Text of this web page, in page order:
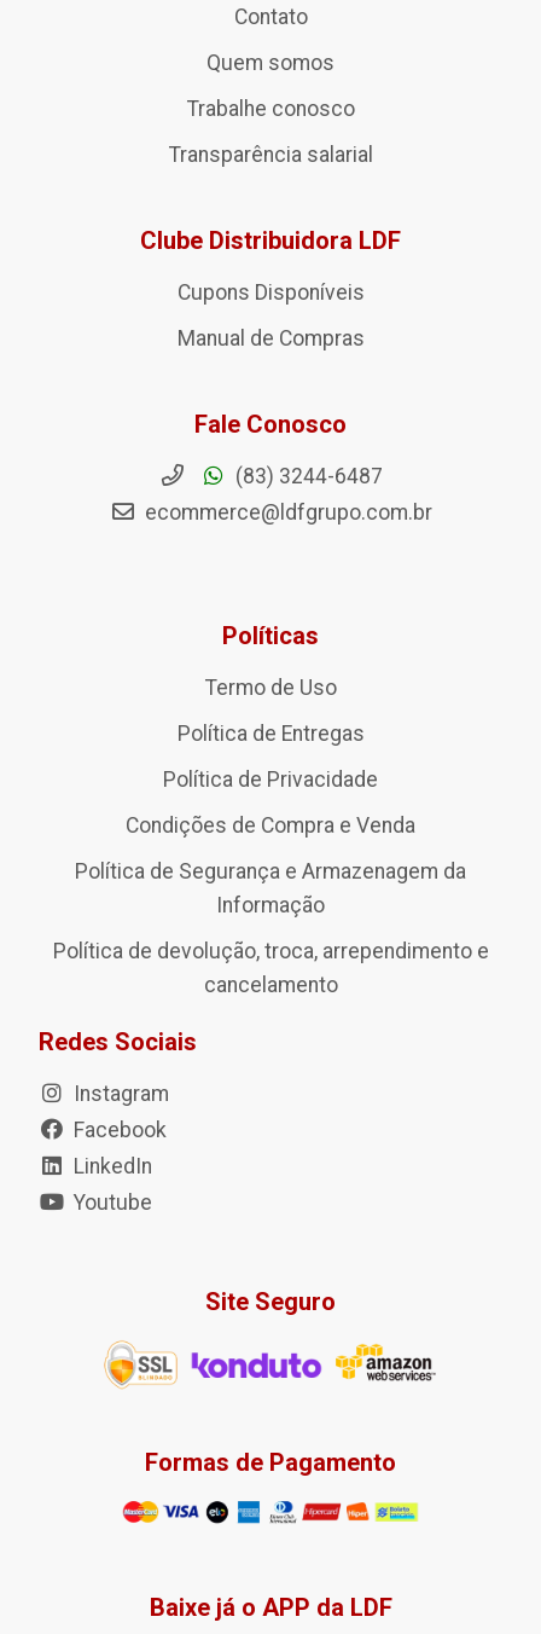
Contato
Quem somos
Trabalhe conosco
Transparência salarial
Clube Distribuidora LDF
Cupons Disponíveis
Manual de Compras
Fale Conosco
(83) 3244-6487
ecommerce@ldfgrupo.com.br
Políticas
Termo de Uso
Política de Entregas
Política de Privacidade
Condições de Compra e Venda
Política de Segurança e Armazenagem da
Informação
Política de devolução, troca, arrependimento e
cancelamento
Redes Sociais
Instagram
Facebook
LinkedIn
Youtube
Site Seguro
Formas de Pagamento
Baixe já o APP da LDF